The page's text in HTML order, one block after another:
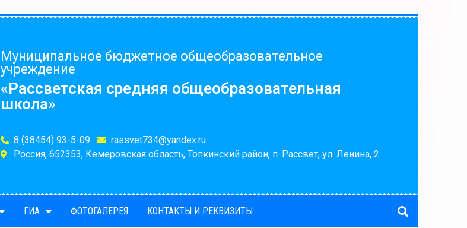
Муниципальное бюджетное общеобразовательное
учреждение
«Рассветская средняя общеобразовательная
школа»
8 (38454) 93-5-09
rassvet734@yandex.ru
Россия, 652353, Кемеровская область, Топкинский район, п. Рассвет, ул. Ленина, 2
ГИА ФОТОГАЛЕРЕЯ КОНТАКТЫ И РЕКВИЗИТЫ